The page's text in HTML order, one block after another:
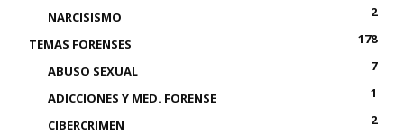
NARCISISMO
2
TEMAS FORENSES
178
ABUSO SEXUAL
7
ADICCIONES Y MED. FORENSE
1
CIBERCRIMEN
2